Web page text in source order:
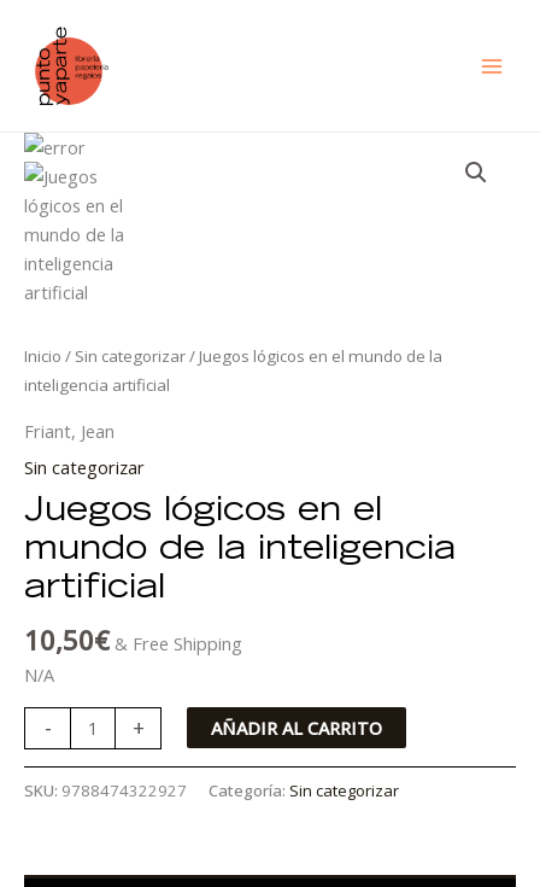
contenido
Inicio / Sin categorizar/ Juegos lógicos en el mundo de la
inteligencia artificial
Friant, Jean
Sin categorizar
Juegos lógicos en el
mundo de la inteligencia
artificial
10,50€ & Free Shipping
N/A
-
Juegos
lógicos
en
el
mundo
de
inteligencia
artificial
+ AÑADIR AL CARRITO
SKU: 9788474322927 Categoría: Sin categorizar